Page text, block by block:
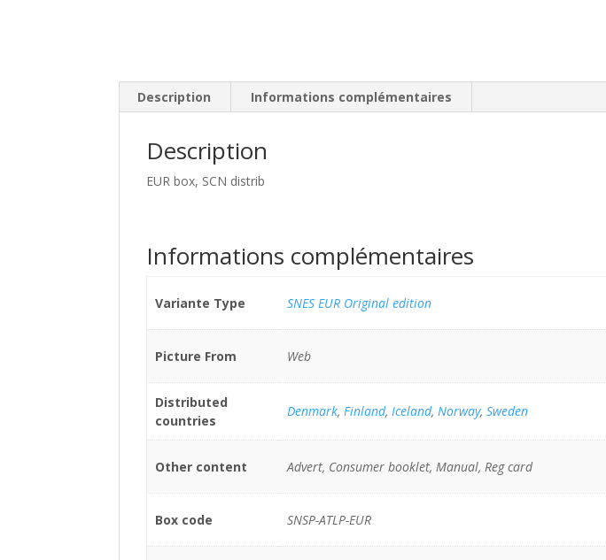
Description Informations complémentaires
Description
EUR box, SCN distrib
Informations complémentaires
Variante Type SNES EUR Original edition
Picture From Web
Distributed
countries
Denmark, Finland, Iceland, Norway, Sweden
Other content Advert, Consumer booklet, Manual, Reg card
Box code SNSP-ATLP-EUR